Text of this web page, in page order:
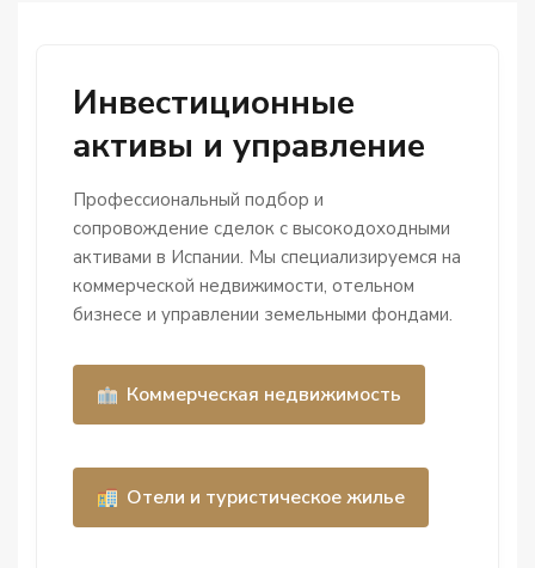
Инвестиционные
активы и управление
Профессиональный подбор и
сопровождение сделок с высокодоходными
активами в Испании. Мы специализируемся на
коммерческой недвижимости, отельном
бизнесе и управлении земельными фондами.
Коммерческая недвижимость
Отели и туристическое жилье